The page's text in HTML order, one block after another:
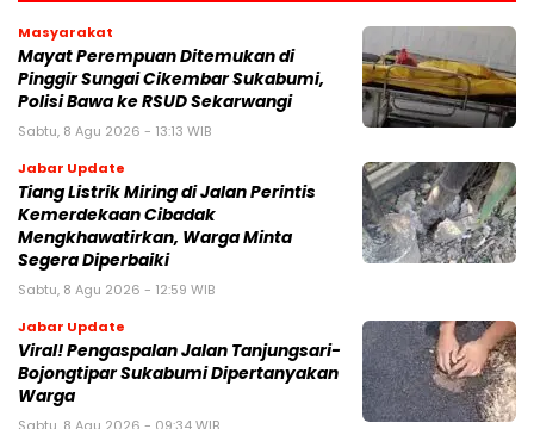
Masyarakat
‎Mayat Perempuan Ditemukan di
Pinggir Sungai Cikembar Sukabumi,
Polisi Bawa ke RSUD Sekarwangi‎
Sabtu, 8 Agu 2026 - 13:13 WIB
Jabar Update
Tiang Listrik Miring di Jalan Perintis
Kemerdekaan Cibadak
Mengkhawatirkan, Warga Minta
Segera Diperbaiki
Sabtu, 8 Agu 2026 - 12:59 WIB
Jabar Update
Viral! Pengaspalan Jalan Tanjungsari-
Bojongtipar Sukabumi Dipertanyakan
Warga